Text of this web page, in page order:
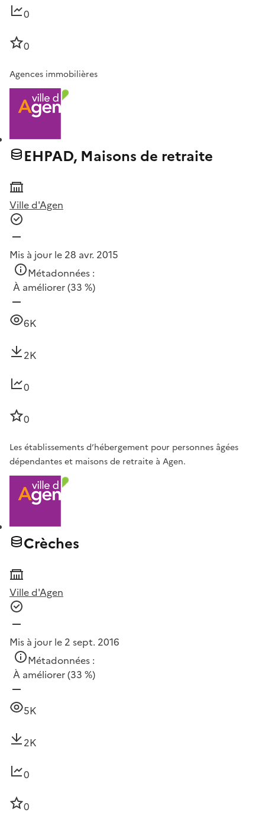
0
0
Agences immobilières
EHPAD, Maisons de retraite
Ville d'Agen
Mis à jour le 28 avr. 2015
Métadonnées :
À améliorer(33 %)
6K
2K
0
0
Les établissements d’hébergement pour personnes âgées
dépendantes et maisons de retraite à Agen.
Crèches
Ville d'Agen
Mis à jour le 2 sept. 2016
Métadonnées :
À améliorer(33 %)
5K
2K
0
0